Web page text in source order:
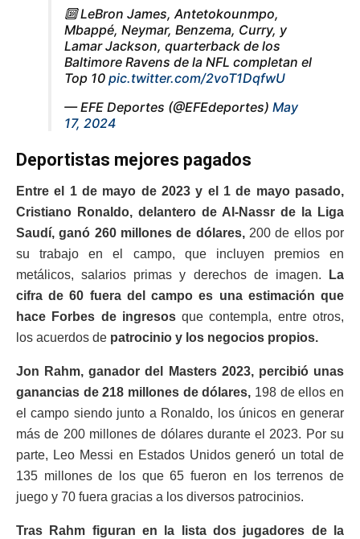
🔟 LeBron James, Antetokounmpo,
Mbappé, Neymar, Benzema, Curry, y
Lamar Jackson, quarterback de los
Baltimore Ravens de la NFL completan el
Top 10 pic.twitter.com/2voT1DqfwU
— EFE Deportes (@EFEdeportes) May
17, 2024
Deportistas mejores pagados
Entre el 1 de mayo de 2023 y el 1 de mayo pasado,
Cristiano Ronaldo, delantero de Al-Nassr de la Liga
Saudí, ganó 260 millones de dólares,200 de ellos por
su trabajo en el campo, que incluyen premios en
metálicos, salarios primas y derechos de imagen.
La
cifra de 60 fuera del campo es una estimación que
hace Forbes de ingresosque contempla, entre otros,
los acuerdos de patrocinio y los negocios propios.
Jon Rahm, ganador del Masters 2023, percibió unas
ganancias de 218 millones de dólares, 198 de ellos en
el campo siendo junto a Ronaldo, los únicos en generar
más de 200 millones de dólares durante el 2023. Por su
parte, Leo Messi en Estados Unidos generó un total de
135 millones de los que 65 fueron en los terrenos de
juego y 70 fuera gracias a los diversos patrocinios.
Tras Rahm figuran en la lista dos jugadores de la